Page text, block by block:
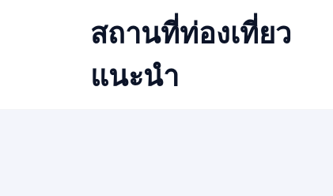
สถานที่ท่องเที่ยว
แนะนำ